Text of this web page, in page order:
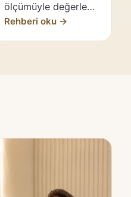
ölçümüyle değerle…
Rehberi oku →